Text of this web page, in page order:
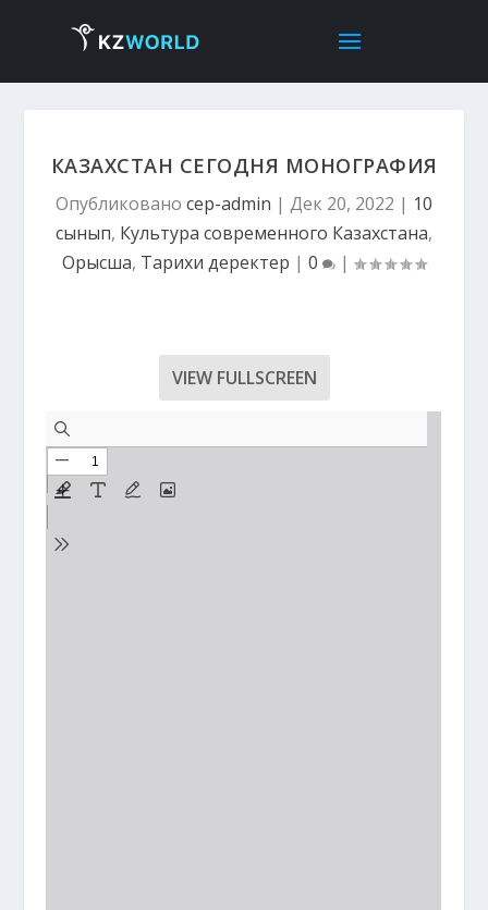
КАЗАХСТАН СЕГОДНЯ МОНОГРАФИЯ
Опубликовано cep-admin | Дек 20, 2022 | 10
сынып, Культура современного Казахстана,
Орысша, Тарихи деректер | 0 |
VIEW FULLSCREEN